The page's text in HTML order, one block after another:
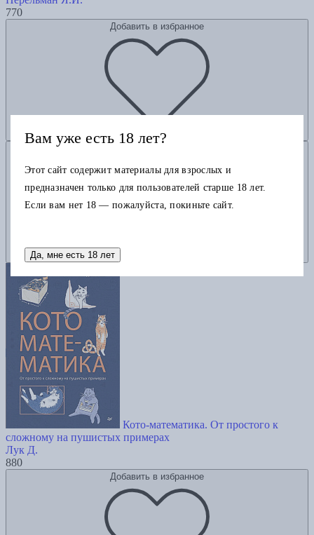
770
Добавить в избранное
Кото-математика. От простого к
сложному на пушистых примерах
Лук Д.
880
Добавить в избранное
Вам уже есть 18 лет?
Этот сайт содержит материалы для взрослых и
предназначен только для пользователей старше 18 лет.
Если вам нет 18 — пожалуйста, покиньте сайт.
Да, мне есть 18 лет